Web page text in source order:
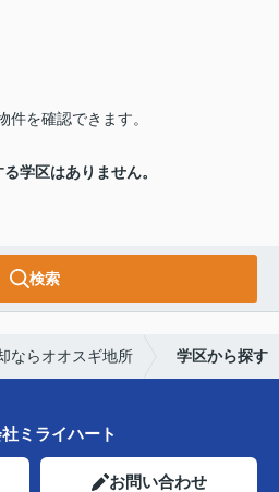
件を確認できます。
学区はありません。
検索
ならオオスギ地所 学区から探す
ミライハート
お問い合わせ